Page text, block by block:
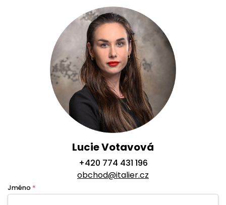
Lucie Votavová
+420 774 431 196
obchod@italier.cz
Jméno *